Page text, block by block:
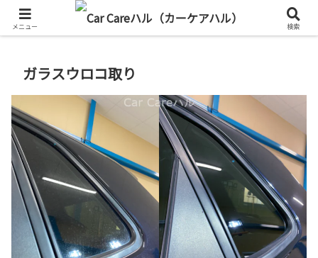
ガラスウロコ取り
メニュー 検索